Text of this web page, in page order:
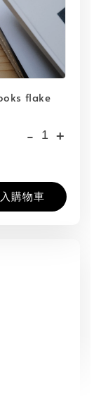
flake
- +
購物車